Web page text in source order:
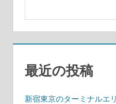
ジ
送最近の投稿
新宿東京のターミナルエ